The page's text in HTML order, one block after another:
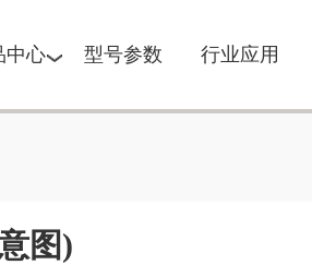
中心 型号参数 行业应用
图)